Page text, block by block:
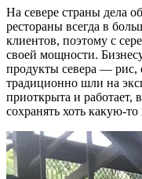
На севере страны дела
рестораны всегда в
клиентов, поэтому с
своей мощности.
продукты севера —
традиционно шли на
приоткрыта и работает,
сохранять хоть какую-